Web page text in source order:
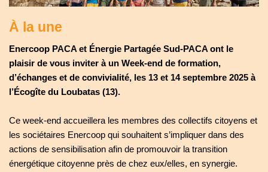
À la une
Enercoop PACA et Énergie Partagée Sud-PACA ont le
plaisir de vous inviter à un Week-end de formation,
d’échanges et de convivialité, les 13 et 14 septembre 2025 à
l’Écogîte du Loubatas (13).
Ce week-end accueillera les membres des collectifs citoyens et
les sociétaires Enercoop qui souhaitent s’impliquer dans des
actions de sensibilisation afin de promouvoir la transition
énergétique citoyenne près de chez eux/elles, en synergie.